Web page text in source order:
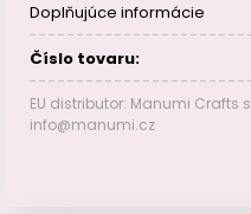
Doplňujúce informácie
Číslo tovaru:
EU distributor: Manumi Crafts
info@manumi.cz